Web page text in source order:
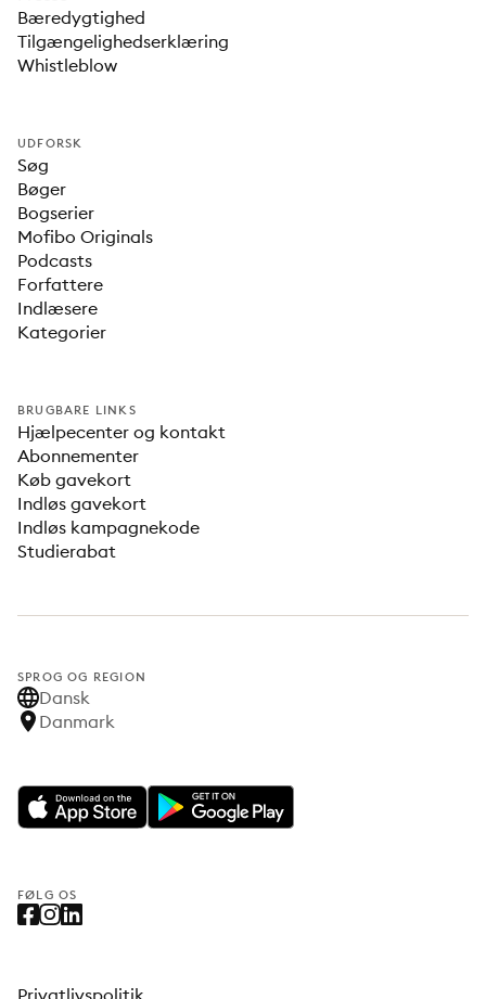
Bæredygtighed
Tilgængelighedserklæring
Whistleblow
UDFORSK
Søg
Bøger
Bogserier
Mofibo Originals
Podcasts
Forfattere
Indlæsere
Kategorier
BRUGBARE LINKS
Hjælpecenter og kontakt
Abonnementer
Køb gavekort
Indløs gavekort
Indløs kampagnekode
Studierabat
SPROG OG REGION
Dansk
Danmark
FØLG OS
Privatlivspolitik